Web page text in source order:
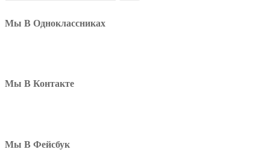
Мы В Одноклассниках
Мы В Контакте
Мы В Фейсбук